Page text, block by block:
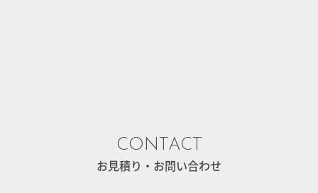
CONTACT
お見積り・お問い合わせ